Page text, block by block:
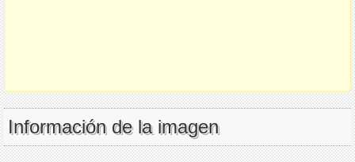
Información de la imagen